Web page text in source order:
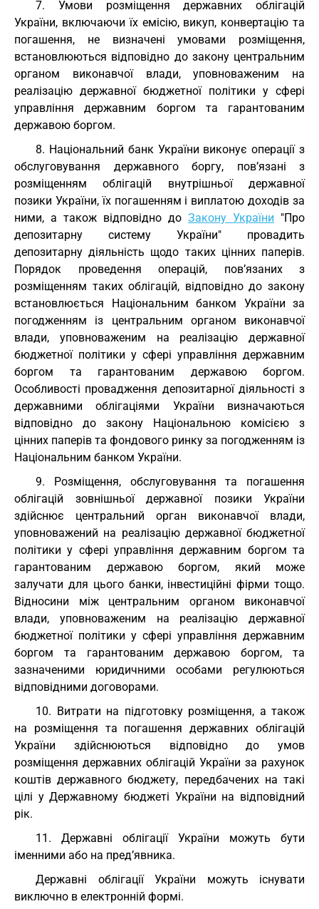
7. Умови розміщення державних облігацій
України, включаючи їх емісію, викуп, конвертацію та
погашення, не визначені умовами розміщення,
встановлюються відповідно до закону центральним
органом виконавчої влади, уповноваженим на
реалізацію державної бюджетної політики у сфері
управління державним боргом та гарантованим
державою боргом.
8. Національний банк України виконує операції з
обслуговування державного боргу, пов’язані з
розміщенням облігацій внутрішньої державної
позики України, їх погашенням і виплатою доходів за
ними, а також відповідно до Закону України "Про
депозитарну систему України" провадить
депозитарну діяльність щодо таких цінних паперів.
Порядок проведення операцій, пов’язаних з
розміщенням таких облігацій, відповідно до закону
встановлюється Національним банком України за
погодженням із центральним органом виконавчої
влади, уповноваженим на реалізацію державної
бюджетної політики у сфері управління державним
боргом та гарантованим державою боргом.
Особливості провадження депозитарної діяльності з
державними облігаціями України визначаються
відповідно до закону Національною комісією з
цінних паперів та фондового ринку за погодженням із
Національним банком України.
9. Розміщення, обслуговування та погашення
облігацій зовнішньої державної позики України
здійснює центральний орган виконавчої влади,
уповноважений на реалізацію державної бюджетної
політики у сфері управління державним боргом та
гарантованим державою боргом, який може
залучати для цього банки, інвестиційні фірми тощо.
Відносини між центральним органом виконавчої
влади, уповноваженим на реалізацію державної
бюджетної політики у сфері управління державним
боргом та гарантованим державою боргом, та
зазначеними юридичними особами регулюються
відповідними договорами.
10. Витрати на підготовку розміщення, а також
на розміщення та погашення державних облігацій
України здійснюються відповідно до умов
розміщення державних облігацій України за рахунок
коштів державного бюджету, передбачених на такі
цілі у Державному бюджеті України на відповідний
рік.
11. Державні облігації України можуть бути
іменними або на пред’явника.
Державні облігації України можуть існувати
виключно в електронній формі.